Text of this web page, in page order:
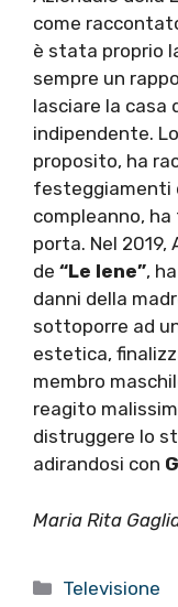
come
è stata proprio
sempre un
lasciare la casa
indipendente.
proposito, ha
festeggiamenti
compleanno,
porta. Nel 2019,
de “Le Iene”,
danni della
sottoporre ad
estetica,
membro
reagito
distruggere lo
adirandosi con
Maria Rita
Categorie
Televisione